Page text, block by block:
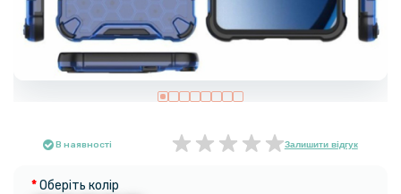
В наявності Залишити відгук
Оберіть колір